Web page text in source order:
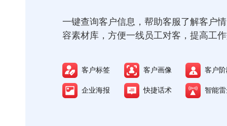
一键查询客户信息，帮助客服了解客户
容素材库，方便一线员工对客，提高工
客户标签 客户画像 客户
企业海报 快捷话术 智能